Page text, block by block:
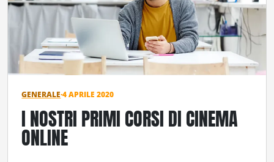
GENERALE·4 APRILE 2020
I NOSTRI PRIMI CORSI DI CINEMA
ONLINE